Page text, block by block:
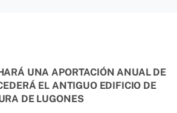
UNA APORTACIÓN ANUAL DE
EL ANTIGUO EDIFICIO DE
DE LUGONES